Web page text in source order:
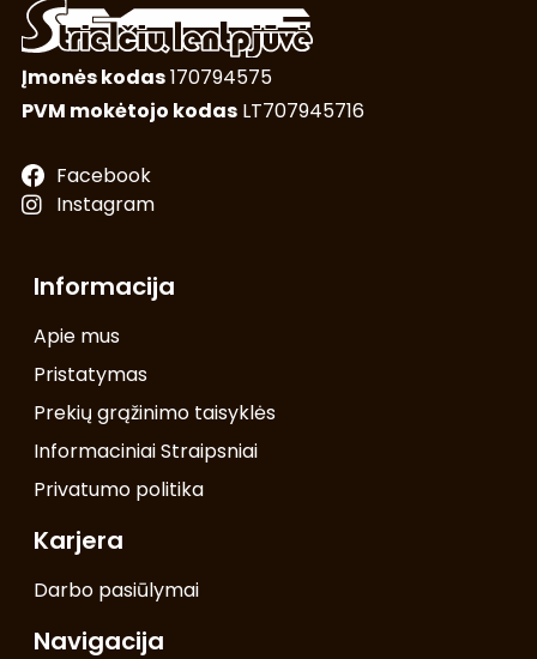
Įmonės kodas170794575
PVM mokėtojo kodas LT707945716
Facebook
Instagram
Informacija
Apie mus
Pristatymas
Prekių grąžinimo taisyklės
Informaciniai Straipsniai
Privatumo politika
Karjera
Darbo pasiūlymai
Navigacija